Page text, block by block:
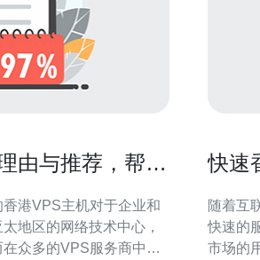
由与推荐，帮您
港VPS主机对于企业和
地区的网络技术中心，
众多的VPS服务商中，
快速
随着互
快速的
市场的